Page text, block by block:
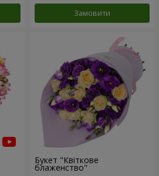
Замовити
Букет "Квіткове
блаженство"